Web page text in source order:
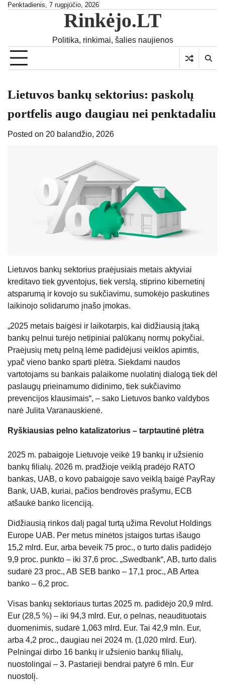
SkipPenktadienis, 7 rugpjūčio, 2026
Rinkėjo.LT
Politika, rinkimai, šalies naujienos
Lietuvos bankų sektorius: paskolų
portfelis augo daugiau nei penktadaliu
Posted on 20 balandžio, 2026
Lietuvos bankų sektorius praėjusiais metais aktyviai
kreditavo tiek gyventojus, tiek verslą, stiprino kibernetinį
atsparumą ir kovojo su sukčiavimu, sumokėjo paskutines
laikinojo solidarumo įnašo įmokas.
„2025 metais baigėsi ir laikotarpis, kai didžiausią įtaką
bankų pelnui turėjo netipiniai palūkanų normų pokyčiai.
Praėjusių metų pelną lėmė padidėjusi veiklos apimtis,
ypač vieno banko sparti plėtra. Siekdami naudos
vartotojams su bankais palaikome nuolatinį dialogą tiek dėl
paslaugų prieinamumo didinimo, tiek sukčiavimo
prevencijos klausimais“, – sako Lietuvos banko valdybos
narė Julita Varanauskienė.
Ryškiausias pelno katalizatorius – tarptautinė plėtra
2025 m. pabaigoje Lietuvoje veikė 19 bankų ir užsienio
bankų filialų. 2026 m. pradžioje veiklą pradėjo RATO
bankas, UAB, o kovo pabaigoje savo veiklą baigė PayRay
Bank, UAB, kuriai, pačios bendrovės prašymu, ECB
atšaukė banko licenciją.
Didžiausią rinkos dalį pagal turtą užima Revolut Holdings
Europe UAB. Per metus minėtos įstaigos turtas išaugo
15,2 mlrd. Eur, arba beveik 75 proc., o turto dalis padidėjo
9,9 proc. punkto – iki 37,6 proc. „Swedbank“, AB, turto dalis
sudarė 23 proc., AB SEB banko – 17,1 proc., AB Artea
banko – 6,2 proc.
Visas bankų sektoriaus turtas 2025 m. padidėjo 20,9 mlrd.
Eur (28,5 %) – iki 94,3 mlrd. Eur, o pelnas, neaudituotais
duomenimis, sudarė 1,063 mlrd. Eur. Tai 42,9 mln. Eur,
arba 4,2 proc., daugiau nei 2024 m. (1,020 mlrd. Eur).
Pelningai dirbo 16 bankų ir užsienio bankų filialų,
nuostolingai – 3. Pastarieji bendrai patyrė 6 mln. Eur
nuostolį.